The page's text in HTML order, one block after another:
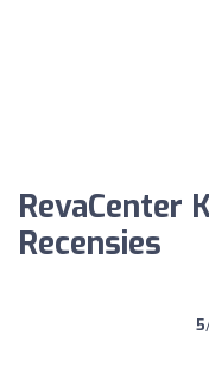
RevaCenter
Recensies
5